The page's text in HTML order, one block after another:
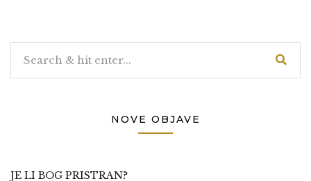
NOVE OBJAVE
JE LI BOG PRISTRAN?